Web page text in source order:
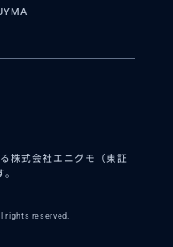
株式会社エニグモ（東証
rights reserved.